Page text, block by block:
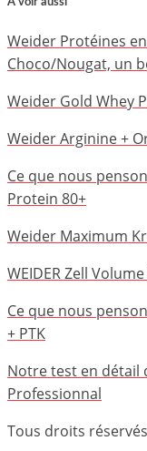
Weider Protéines
Choco/Nougat, un
Weider Gold Whey
Weider Arginine +
Ce que nous
Protein 80+
Weider Maximum
WEIDER Zell
Ce que nous
+ PTK
Notre test en détail
Professionnal
Tous droits